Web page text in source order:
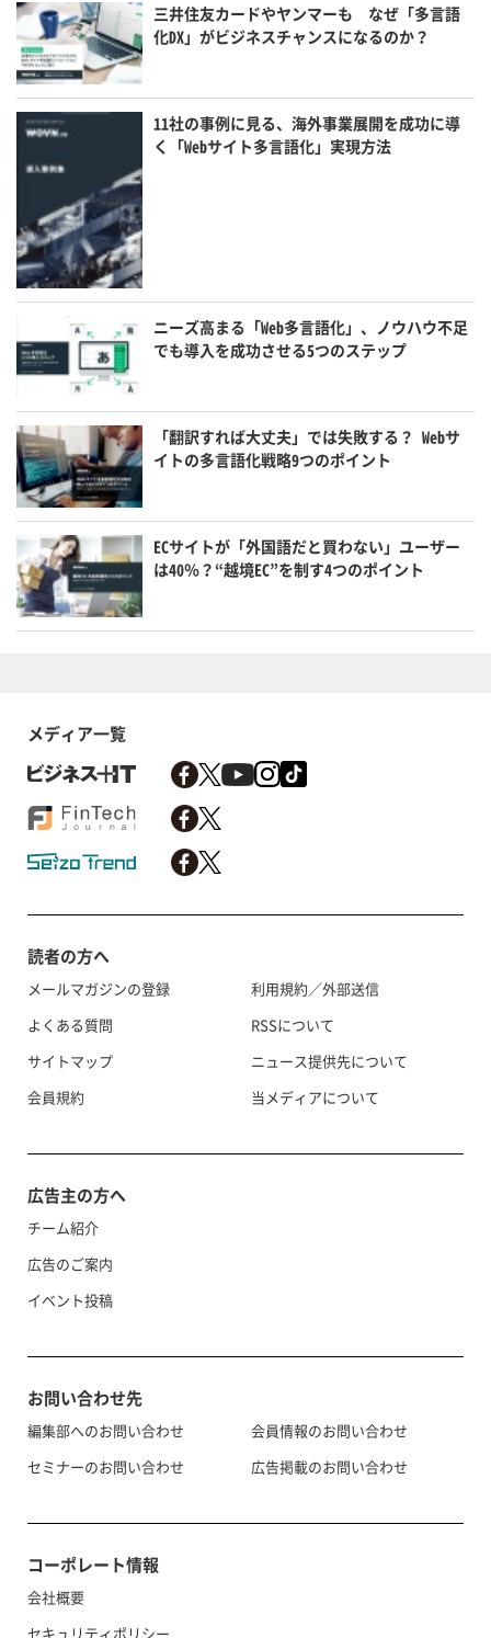
三井住友カードやヤンマーも なぜ「多言語
化DX」がビジネスチャンスになるのか？
11社の事例に見る、海外事業展開を成功に導
く「Webサイト多言語化」実現方法
ニーズ高まる「Web多言語化」、ノウハウ不足
でも導入を成功させる5つのステップ
「翻訳すれば大丈夫」では失敗する？ Webサ
イトの多言語化戦略9つのポイント
ECサイトが「外国語だと買わない」ユーザー
は40％？“越境EC”を制す4つのポイント
メディア一覧
読者の方へ
メールマガジンの登録
よくある質問
サイトマップ
会員規約
利用規約／外部送信
RSSについて
ニュース提供先について
当メディアについて
広告主の方へ
チーム紹介
広告のご案内
イベント投稿
お問い合わせ先
編集部へのお問い合わせ
セミナーのお問い合わせ
会員情報のお問い合わせ
広告掲載のお問い合わせ
コーポレート情報
会社概要
セキュリティポリシー